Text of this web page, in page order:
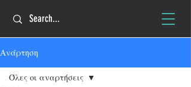
Ανάρτηση
Όλες οι αναρτήσεις